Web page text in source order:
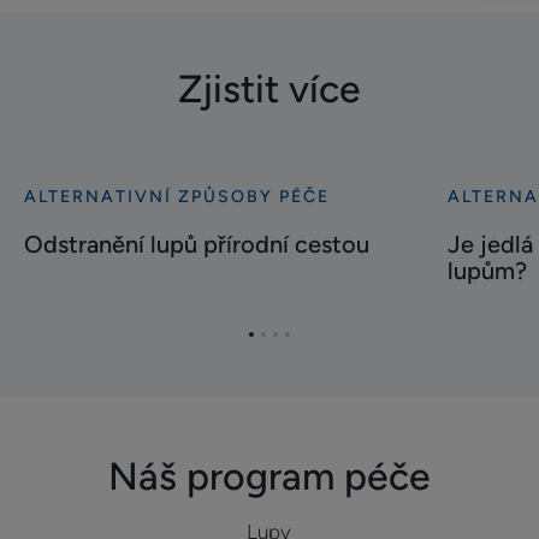
Zjistit více
Bližší
informace
ALTERNATIVNÍ ZPŮSOBY PÉČE
Odstranění lupů přírodní cestou
Bližší
informace
Je
Je
lupům?
Přejít
Přejít
Přejít
Přejít
Náš program péče
Lupy